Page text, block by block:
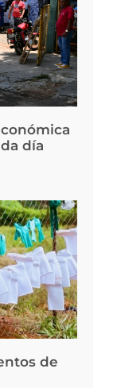
día
de